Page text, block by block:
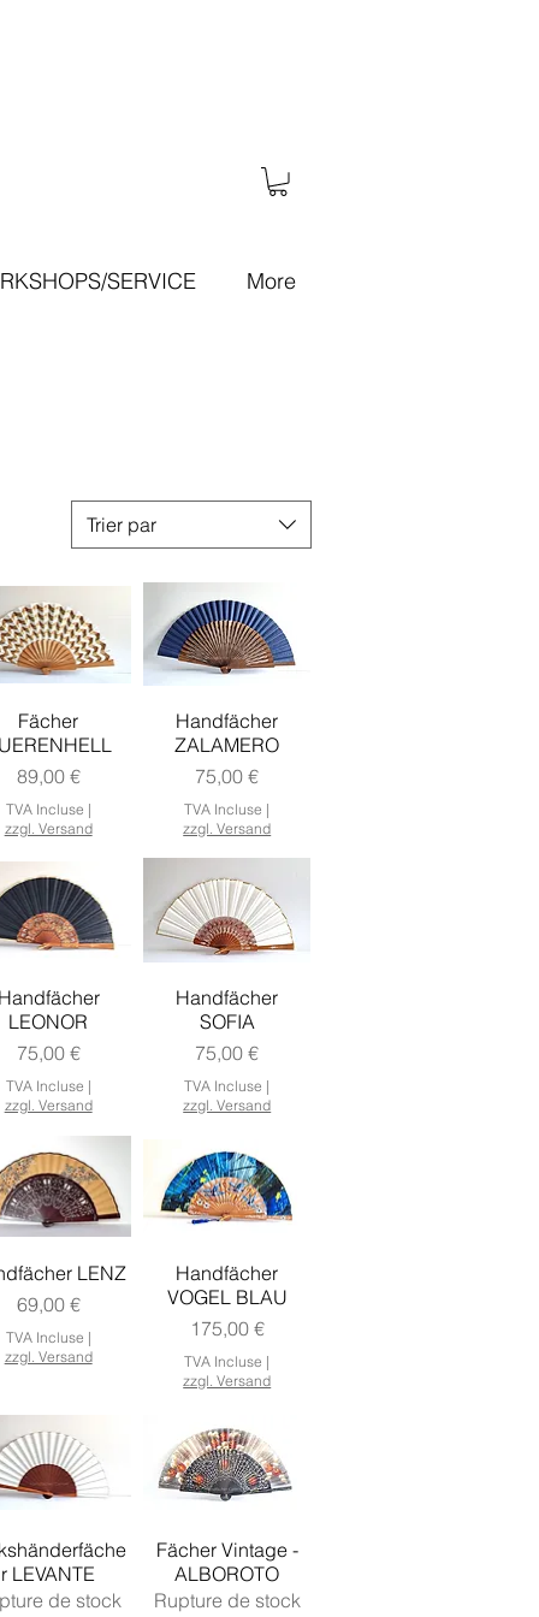
SERVICE More
Trier par
Fächer
Prix
89,00 €
TVA Incluse |
zzgl. Versand
Handfächer
ZALAMERO
Prix
75,00 €
TVA Incluse |
zzgl. Versand
Handfächer
LEONOR
Prix
75,00 €
TVA Incluse |
zzgl. Versand
Handfächer
SOFIA
Prix
75,00 €
TVA Incluse |
zzgl. Versand
LENZ
Prix
69,00 €
TVA Incluse |
zzgl. Versand
Handfächer
VOGEL BLAU
Prix
175,00 €
TVA Incluse |
zzgl. Versand
r LEVANTE
de stock
Fächer Vintage -
ALBOROTO
Rupture de stock